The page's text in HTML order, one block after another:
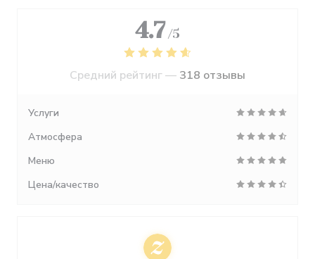
4.7 /5
Средний рейтинг — 318 отзывы
Услуги
Атмосфера
Меню
Цена/качество